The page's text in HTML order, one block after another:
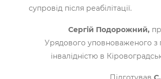
супровід після реабілітації.
Сергій Подорожний,
Урядового уповноваженого з
інвалідністю в